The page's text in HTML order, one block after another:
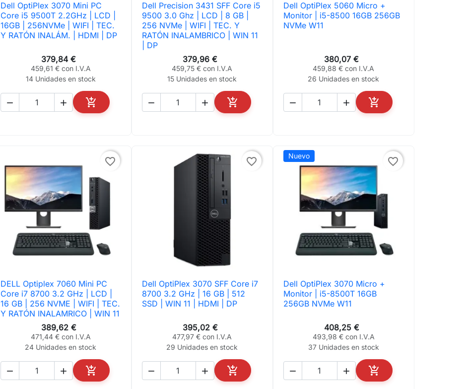
 Vista rápida
Dell OptiPlex 3070 Mini PC
Core i5 9500T 2.2GHz | LCD |
16GB | 256NVMe | WIFI | TEC.
Y RATÓN INALÁM. | HDMI | DP
379,84 €
459,61 € con I.V.A
14 Unidades en stock
  
AÑADIR AL CARRITO
 Vista rápida
Dell Precision 3431 SFF Core i5
9500 3.0 Ghz | LCD | 8 GB |
256 NVMe | WIFI | TEC. Y
RATÓN INALAMBRICO | WIN 11
| DP
379,96 €
459,75 € con I.V.A
15 Unidades en stock
  
AÑADIR AL CARRITO
 Vista rápida
Dell OptiPlex 5060 Micro +
Monitor | i5-8500 16GB 256GB
NVMe W11
380,07 €
459,88 € con I.V.A
26 Unidades en stock
  
AÑADIR AL CARRITO
favorite_border
 Vista rápida
DELL Optiplex 7060 Mini PC
Core i7 8700 3.2 GHz | LCD |
16 GB | 256 NVME | WIFI | TEC.
Y RATÓN INALAMRICO | WIN 11
389,62 €
471,44 € con I.V.A
24 Unidades en stock
  
AÑADIR AL CARRITO
favorite_border
 Vista rápida
Dell OptiPlex 3070 SFF Core i7
8700 3.2 GHz | 16 GB | 512
SSD | WIN 11 | HDMI | DP
395,02 €
477,97 € con I.V.A
29 Unidades en stock
  
AÑADIR AL CARRITO
Nuevo favorite_border
 Vista rápida
Dell OptiPlex 3070 Micro +
Monitor | i5-8500T 16GB
256GB NVMe W11
408,25 €
493,98 € con I.V.A
37 Unidades en stock
  
AÑADIR AL CARRITO